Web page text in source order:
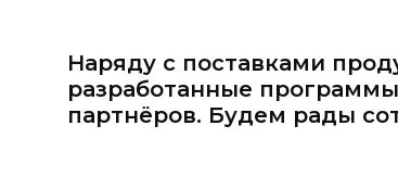
Наряду с поставками
разработанные
партнёров. Будем рады